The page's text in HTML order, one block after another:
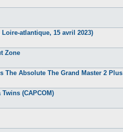
atlantique, 15 avril 2023)
Zone
The Absolute The Grand Master 2 Plus
(CAPCOM)